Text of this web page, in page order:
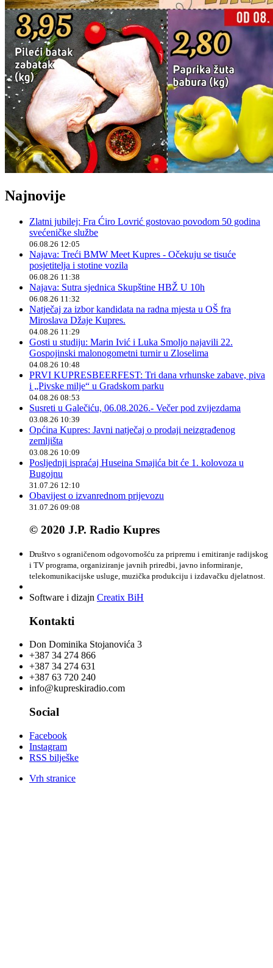
Najnovije
Zlatni jubilej: Fra Ćiro Lovrić gostovao povodom 50 godina
svećeničke službe
06.08.26 12:05
Najava: Treći BMW Meet Kupres - Očekuju se tisuće
posjetitelja i stotine vozila
06.08.26 11:38
Najava: Sutra sjednica Skupštine HBŽ U 10h
06.08.26 11:32
Natječaj za izbor kandidata na radna mjesta u OŠ fra
Miroslava Džaje Kupres.
04.08.26 11:29
Gosti u studiju: Marin Ivić i Luka Smoljo najavili 22.
Gospojinski malonogometni turnir u Zloselima
04.08.26 10:48
PRVI KUPRESBEERFEST: Tri dana vrhunske zabave, piva
i „Pivske milje“ u Gradskom parku
04.08.26 08:53
Susreti u Galečiću, 06.08.2026.- Večer pod zvijezdama
03.08.26 10:39
Općina Kupres: Javni natječaj o prodaji neizgrađenog
zemljišta
03.08.26 10:09
Posljednji ispraćaj Huseina Smajića bit će 1. kolovoza u
Bugojnu
31.07.26 12:10
Obavijest o izvanrednom prijevozu
31.07.26 09:08
© 2020 J.P. Radio Kupres
Društvo s ograničenom odgovornošću za pripremu i emitiranje radijskog
i TV programa, organiziranje javnih priredbi, javno informiranje,
telekomunikacijske usluge, muzička produkciju i izdavačku djelatnost.
Software i dizajn Creatix BiH
Kontakti
Don Dominika Stojanovića 3
+387 34 274 866
+387 34 274 631
+387 63 720 240
info@kupreskiradio.com
Social
Facebook
Instagram
RSS bilješke
Vrh stranice